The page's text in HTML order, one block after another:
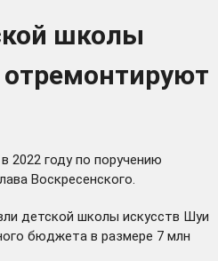
школы
2022 году по поручению
Воскресенского.
детской школы искусств Шуи
бюджета в размере 7 млн